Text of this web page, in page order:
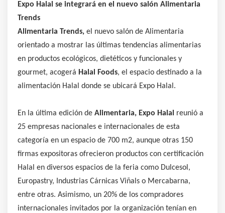
Expo Halal se integrará en el nuevo salón Alimentaria
Trends
Alimentaria Trends, el nuevo salón de Alimentaria
orientado a mostrar las últimas tendencias alimentarias
en productos ecológicos, dietéticos y funcionales y
gourmet, acogerá Halal Foods, el espacio destinado a la
alimentación Halal donde se ubicará Expo Halal.
En la última edición de Alimentaria, Expo Halal
reunió a
25 empresas nacionales e internacionales de esta
categoría en un espacio de 700 m2, aunque otras 150
firmas expositoras ofrecieron productos con certificación
Halal en diversos espacios de la feria como Dulcesol,
Europastry, Industrias Cárnicas Viñals o Mercabarna,
entre otras. Asimismo, un 20% de los compradores
internacionales invitados por la organización tenían en